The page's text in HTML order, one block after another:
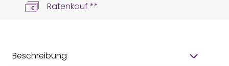
Ratenkauf **
Beschreibung